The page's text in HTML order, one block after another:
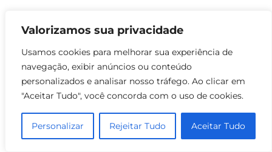
Valorizamos sua privacidade
Usamos cookies para melhorar sua experiência de
navegação, exibir anúncios ou conteúdo
personalizados e analisar nosso tráfego. Ao clicar em
"Aceitar Tudo", você concorda com o uso de cookies.
Personalizar Rejeitar Tudo Aceitar Tudo